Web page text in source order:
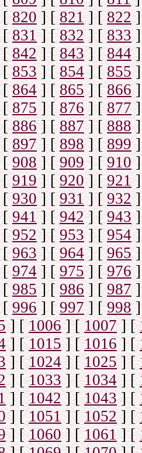
[820] [821] [822]
[831] [832] [833]
[842] [843] [844]
[853] [854] [ 855]
[864] [865] [866]
[875] [876] [877]
[886] [887] [888]
[897] [898] [899]
[908] [909] [910]
[ 919] [920] [921]
[930] [931] [932]
[941] [942] [943]
[952] [953] [954]
[963] [964] [965]
[974] [975] [976]
[985] [986] [987]
[996] [997] [998]
] [1006] [1007] [
] [1015] [1016] [
] [1024] [1025] [
] [1033 ] [1034] [
] [1042] [1043] [
] [1051] [1052] [
] [1060] [1061] [